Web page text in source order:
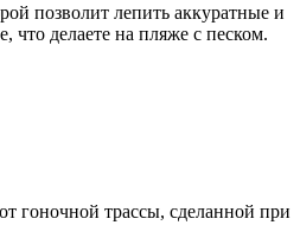
позволит лепить аккуратные и
что делаете на пляже с песком.
гоночной трассы, сделанной при